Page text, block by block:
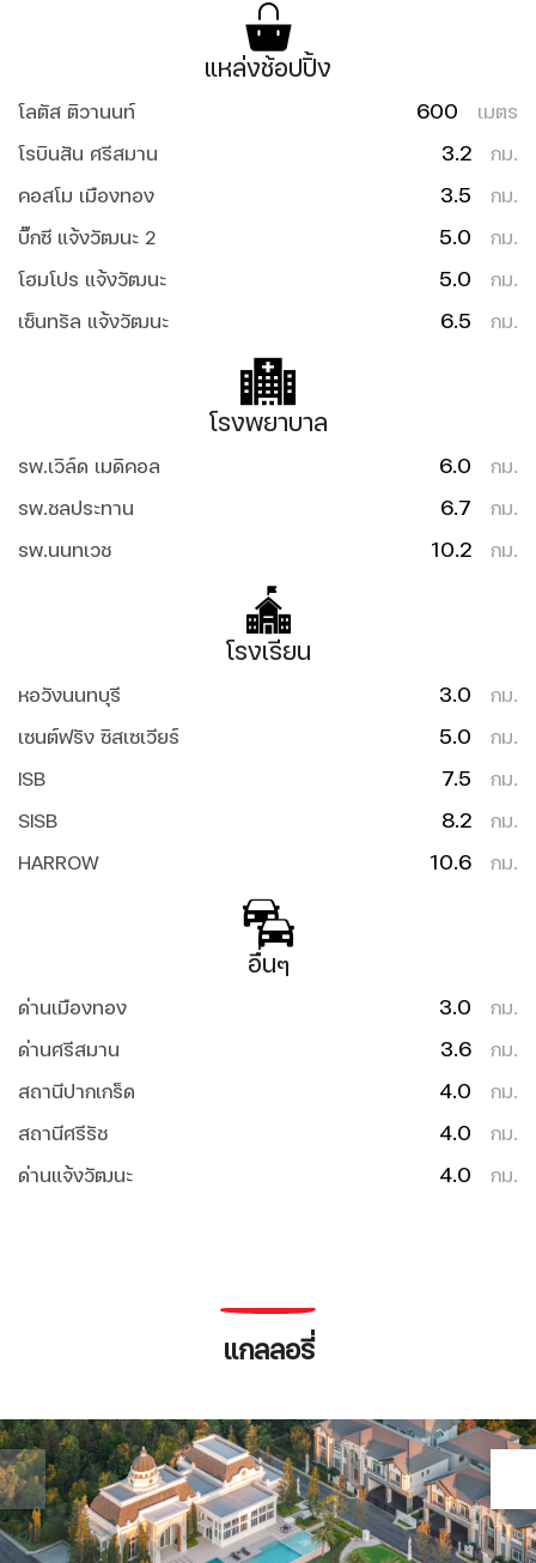
แหล่งช้อปปิ้ง
โลตัส ติวานนท์ 600 เมตร
โรบินสัน ศรีสมาน 3.2 กม.
คอสโม เมืองทอง 3.5 กม.
บิ๊กซี แจ้งวัฒนะ 2 5.0 กม.
โฮมโปร แจ้งวัฒนะ 5.0 กม.
เซ็นทรัล แจ้งวัฒนะ 6.5 กม.
โรงพยาบาล
รพ.เวิล์ด เมดิคอล 6.0 กม.
รพ.ชลประทาน 6.7 กม.
รพ.นนทเวช 10.2 กม.
โรงเรียน
หอวังนนทบุรี 3.0 กม.
เซนต์ฟรัง ซิสเซเวียร์ 5.0 กม.
ISB 7.5 กม.
SISB 8.2 กม.
HARROW 10.6 กม.
อื่นๆ
ด่านเมืองทอง 3.0 กม.
ด่านศรีสมาน 3.6 กม.
สถานีปากเกร็ด 4.0 กม.
สถานีศรีรัช 4.0 กม.
ด่านแจ้งวัฒนะ 4.0 กม.
แกลลอรี่